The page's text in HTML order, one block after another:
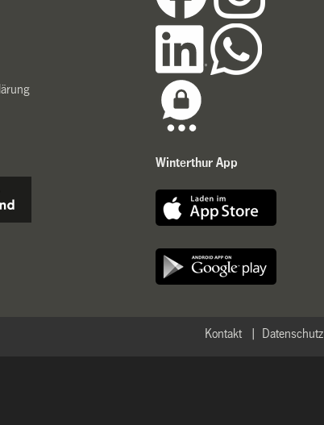
Winterthur App
Datenschutz
Kontakt